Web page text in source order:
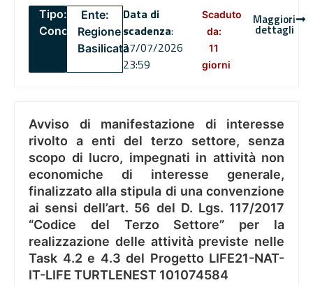
Tipo:
Concorsi
Ente:
Regione
Basilicata
Data di
scadenza:
27/07/2026
23:59
Scaduto
da:
11
giorni
Maggiori
dettagli
Avviso di manifestazione di interesse
rivolto a enti del terzo settore, senza
scopo di lucro, impegnati in attività non
economiche di interesse generale,
finalizzato alla stipula di una convenzione
ai sensi dell’art. 56 del D. Lgs. 117/2017
“Codice del Terzo Settore” per la
realizzazione delle attività previste nelle
Task 4.2 e 4.3 del Progetto LIFE21-NAT-
IT-LIFE TURTLENEST 101074584